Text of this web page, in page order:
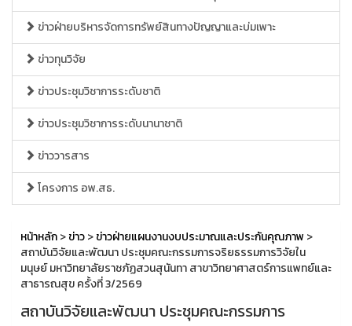
ข่าวฝ่ายบริหารจัดการทรัพย์สินทางปัญญาและบ่มเพาะ
ข่าวทุนวิจัย
ข่าวประชุมวิชาการระดับชาติ
ข่าวประชุมวิชาการระดับนานาชาติ
ข่าววารสาร
โครงการ อพ.สธ.
หน้าหลัก>ข่าว>ข่าวฝ่ายแผนงานงบประมาณและประกันคุณภาพ >
สถาบันวิจัยและพัฒนา ประชุมคณะกรรมการจริยธรรมการวิจัยใน
มนุษย์ มหาวิทยาลัยราชภัฏสวนสุนันทา สาขาวิทยาศาสตร์การแพทย์และ
สาธารณสุข ครั้งที่ 3/2569
สถาบันวิจัยและพัฒนา ประชุมคณะกรรมการ